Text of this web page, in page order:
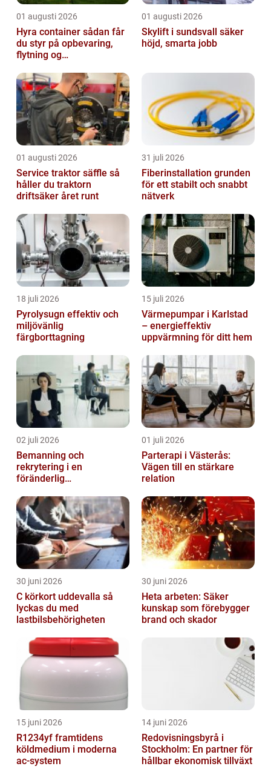
01 augusti 2026
Hyra container sådan får
du styr på opbevaring,
flytning og
01 augusti 2026
Skylift i sundsvall säker
höjd, smarta jobb
01 augusti 2026
Service traktor säffle så
håller du traktorn
driftsäker året runt
31 juli 2026
Fiberinstallation grunden
för ett stabilt och snabbt
nätverk
18 juli 2026
Pyrolysugn effektiv och
miljövänlig
färgborttagning
15 juli 2026
Värmepumpar i Karlstad
– energieffektiv
uppvärmning för ditt hem
02 juli 2026
Bemanning och
rekrytering i en
föränderlig
01 juli 2026
Parterapi i Västerås:
Vägen till en stärkare
relation
30 juni 2026
C körkort uddevalla så
lyckas du med
lastbilsbehörigheten
30 juni 2026
Heta arbeten: Säker
kunskap som förebygger
brand och skador
15 juni 2026
R1234yf framtidens
köldmedium i moderna
ac-system
14 juni 2026
Redovisningsbyrå i
Stockholm: En partner för
hållbar ekonomisk tillväxt